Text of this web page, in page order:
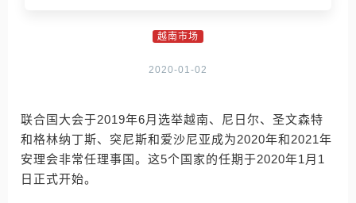
越南市场
2020-01-02
联合国大会于2019年6月选举越南、尼日尔、圣文森特
和格林纳丁斯、突尼斯和爱沙尼亚成为2020年和2021年
安理会非常任理事国。这5个国家的任期于2020年1月1
日正式开始。